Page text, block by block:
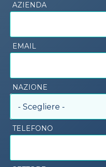
AZIENDA
EMAIL
NAZIONE
- Scegliere -
TELEFONO